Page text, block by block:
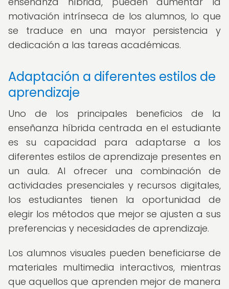
motivación intrínseca de los alumnos, lo que
se traduce en una mayor persistencia y
dedicación a las tareas académicas.
Adaptación a diferentes estilos de
aprendizaje
Uno de los principales beneficios de la
enseñanza híbrida centrada en el estudiante
es su capacidad para adaptarse a los
diferentes estilos de aprendizaje presentes en
un aula. Al ofrecer una combinación de
actividades presenciales y recursos digitales,
los estudiantes tienen la oportunidad de
elegir los métodos que mejor se ajusten a sus
preferencias y necesidades de aprendizaje.
Los alumnos visuales pueden beneficiarse de
materiales multimedia interactivos, mientras
que aquellos que aprenden mejor de manera